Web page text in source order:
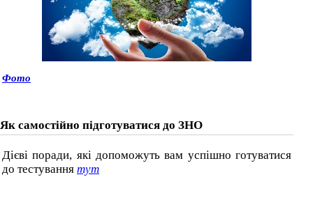
Фото
Як самостійно підготуватися до ЗНО
Дієві поради, які допоможуть вам успішно готуватися
до тестування тут